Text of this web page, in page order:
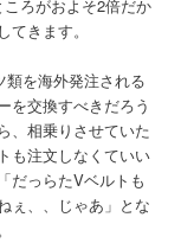
ろがおよそ2倍だか
きます。
類を海外発注される
を交換すべきだろう
、相乗りさせていた
も注文しなくていい
だっらたVベルトも
ぇ、、じゃあ」とな